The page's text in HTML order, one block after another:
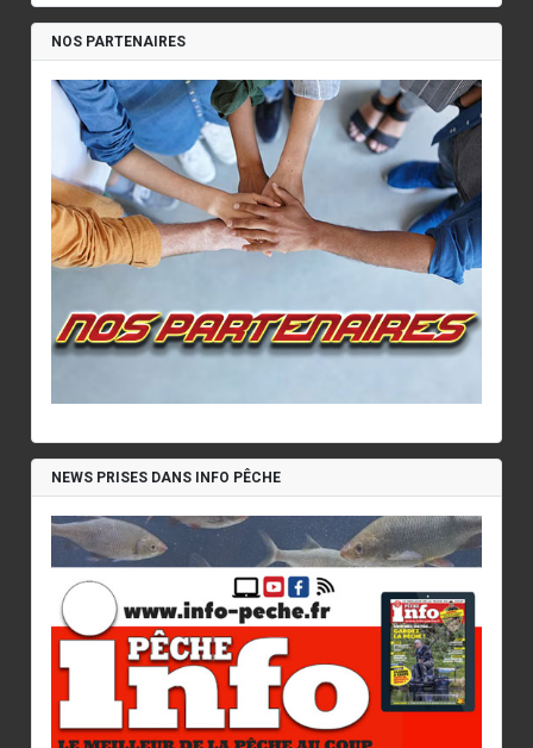
NOS PARTENAIRES
NEWS PRISES DANS INFO PÊCHE